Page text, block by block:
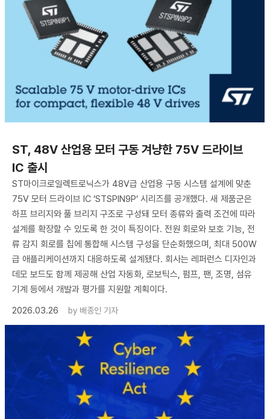
ST, 48V 산업용 모터 구동 겨냥한 75V 드라이브
IC 출시
ST마이크로일렉트로닉스가 48V급 산업용 구동 시스템 설계에 맞춘
75V 모터 드라이브 IC ‘STSPIN9P’ 시리즈를 공개했다. 새 제품군은
하프 브리지와 풀 브리지 구조로 구성돼 모터 종류와 출력 조건에 따라
설계를 확장할 수 있도록 한 것이 특징이다. 전원 회로와 보호 기능, 전
류 감지 회로를 칩에 통합해 시스템 구성을 단순화했으며, 최대 500W
급 애플리케이션까지 대응하도록 설계됐다. 회사는 레퍼런스 디자인과
데모 보드도 함께 제공해 산업 자동화, 로보틱스, 펌프, 팬, 조명, 섬유
기계 등에서 개발과 평가를 지원할 계획이다.
2026.03.26
by 배종인 기자